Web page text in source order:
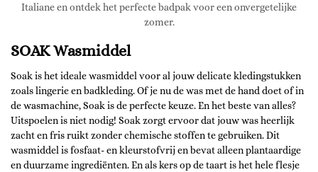
Italiane en ontdek het perfecte badpak voor een onvergetelijke
zomer.
SOAK Wasmiddel
Soak is het ideale wasmiddel voor al jouw delicate kledingstukken
zoals lingerie en badkleding. Of je nu de was met de hand doet of in
de wasmachine, Soak is de perfecte keuze. En het beste van alles?
Uitspoelen is niet nodig! Soak zorgt ervoor dat jouw was heerlijk
zacht en fris ruikt zonder chemische stoffen te gebruiken. Dit
wasmiddel is fosfaat- en kleurstofvrij en bevat alleen plantaardige
en duurzame ingrediënten. En als kers op de taart is het hele flesje